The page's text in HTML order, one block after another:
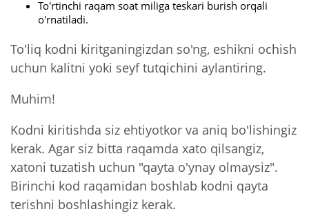
To'rtinchi raqam soat miliga teskari burish orqali
o'rnatiladi.
To'liq kodni kiritganingizdan so'ng, eshikni ochish
uchun kalitni yoki seyf tutqichini aylantiring.
Muhim!
Kodni kiritishda siz ehtiyotkor va aniq bo'lishingiz
kerak. Agar siz bitta raqamda xato qilsangiz,
xatoni tuzatish uchun "qayta o'ynay olmaysiz".
Birinchi kod raqamidan boshlab kodni qayta
terishni boshlashingiz kerak.